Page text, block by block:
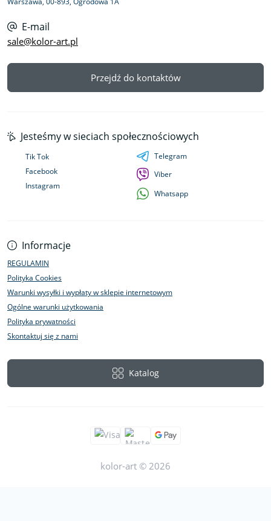
E-mail
sale@kolor-art.pl
Przejdź do kontaktów
Informacje
REGULAMIN
Polityka Cookies
Warunki wysyłki i wypłaty w sklepie internetowym
Ogólne warunki użytkowania
Polityka prywatności
Skontaktuj się z nami
Katalog
Jesteśmy w sieciach społecznościowych
Tik Tok
Facebook
Instagram
Telegram
Viber
Whatsapp
kolor-art © 2026